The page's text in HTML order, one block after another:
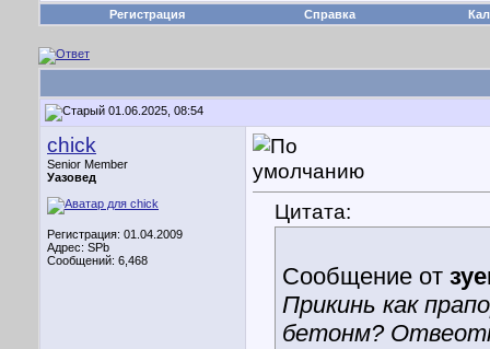
Регистрация Справка
01.06.2025, 08:54
chick
Senior Member
Уазовед
Регистрация: 01.04.2009
Адрес: SPb
Сообщений: 6,468
Цитата:
Сообщение от
Прикинь как
бетонм?